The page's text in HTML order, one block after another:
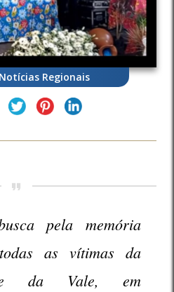
Notícias Regionais
pela memória
as vítimas da
da Vale, em